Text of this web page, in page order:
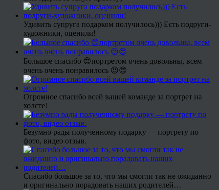
Удивить супруга подарком получилось))) Есть подруги-
художники, оценили!
Большое спасибо 😍портретом очень довольны, всем
очень очень понравилось 😍😍
Огромное спасибо всей вашей команде за портрет на
холсте!
Безумно рады полученному подарку — портрету по
фото, видео отзыв.
Спасибо большое за то, что мы смогли так не ожиданно
и оригинально порадовать наших родителей…